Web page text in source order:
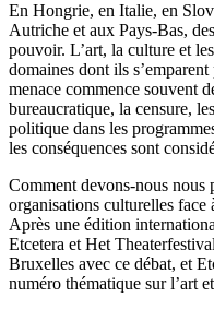
En Hongrie, en Italie, en
Autriche et aux Pays-Bas,
pouvoir. L’art, la culture et
domaines dont ils
menace commence souvent
bureaucratique, la censure,
politique dans les
les conséquences sont
Comment devons-nous nous
organisations culturelles face
Après une édition
Etcetera et Het
Bruxelles avec ce débat, et
numéro thématique sur l’art